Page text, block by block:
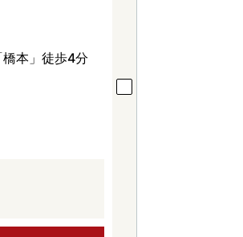
本」徒歩4分